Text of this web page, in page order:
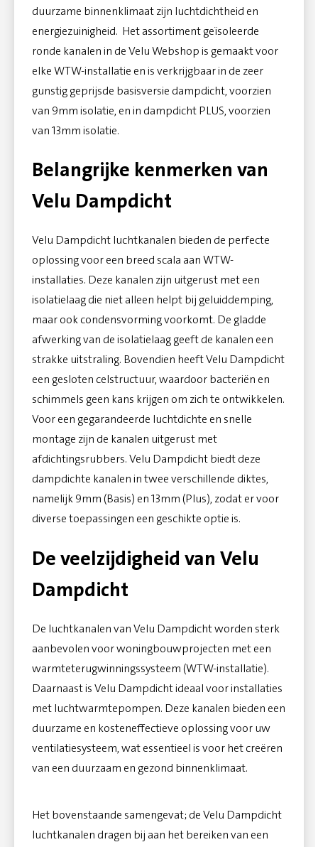
duurzame binnenklimaat zijn luchtdichtheid en
energiezuinigheid. Het assortimentgeïsoleerde
ronde kanalenin de Velu Webshop is gemaakt voor
elkeWTW-installatie en is verkrijgbaar in de zeer
gunstig geprijsde basisversie dampdicht, voorzien
van 9mm isolatie, en in dampdichtPLUS, voorzien
van 13mm isolatie.
Belangrijke kenmerken van
Velu Dampdicht
Velu Dampdicht luchtkanalen bieden de perfecte
oplossing voor een breed scala aan WTW-
installaties. Deze kanalen zijn uitgerust met een
isolatielaag die niet alleen helpt bij geluiddemping,
maar ook condensvorming voorkomt. De gladde
afwerking van de isolatielaag geeft de kanalen een
strakke uitstraling. Bovendien heeft Velu Dampdicht
een gesloten celstructuur, waardoor bacteriën en
schimmels geen kans krijgen om zich te ontwikkelen.
Voor een gegarandeerde luchtdichte en snelle
montage zijn de kanalen uitgerust met
afdichtingsrubbers. Velu Dampdicht biedt deze
dampdichte kanalen in twee verschillende diktes,
namelijk 9mm (Basis) en 13mm (Plus), zodat er voor
diverse toepassingen een geschikte optie is.
De veelzijdigheid van Velu
Dampdicht
De luchtkanalen van Velu Dampdicht worden sterk
aanbevolen voor woningbouwprojecten met een
warmteterugwinningssysteem (WTW-installatie).
Daarnaast is Velu Dampdicht ideaal voor installaties
met luchtwarmtepompen. Deze kanalen bieden een
duurzame en kosteneffectieve oplossing voor uw
ventilatiesysteem, wat essentieel is voor het creëren
van een duurzaam en gezond binnenklimaat.
Het bovenstaande samengevat; de Velu Dampdicht
luchtkanalen dragen bij aan het bereiken van een